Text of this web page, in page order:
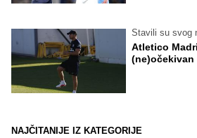
Stavili su svog
Atletico
(ne)očekivan
NAJČITANIJE IZ KATEGORIJE